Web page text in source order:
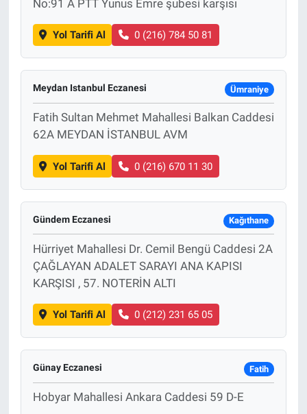
No:91 A PTT Yunus Emre şubesi karşısı
Yol Tarifi Al 0 (216) 784 50 81
Meydan Istanbul Eczanesi Ümraniye
Fatih Sultan Mehmet Mahallesi Balkan Caddesi
62A MEYDAN İSTANBUL AVM
Yol Tarifi Al 0 (216) 670 11 30
Gündem Eczanesi Kağıthane
Hürriyet Mahallesi Dr. Cemil Bengü Caddesi 2A
ÇAĞLAYAN ADALET SARAYI ANA KAPISI
KARŞISI , 57. NOTERİN ALTI
Yol Tarifi Al 0 (212) 231 65 05
Günay Eczanesi Fatih
Hobyar Mahallesi Ankara Caddesi 59 D-E